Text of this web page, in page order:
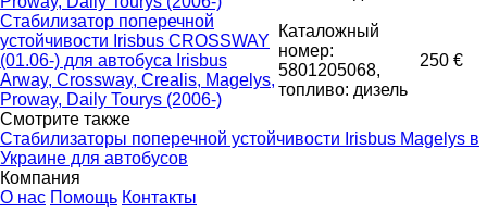
Стабилизатор поперечной
устойчивости Irisbus CROSSWAY
(01.06-) для автобуса Irisbus
Arway, Crossway, Crealis, Magelys,
Proway, Daily Tourys (2006-)
Каталожный
номер:
5801205068,
топливо: дизель
250 €
Смотрите также
Стабилизаторы поперечной устойчивости Irisbus Magelys в
Украине для автобусов
Компания
О нас Помощь Контакты